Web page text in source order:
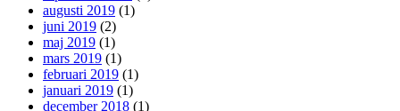
augusti 2019 (1)
juni 2019 (2)
maj 2019 (1)
mars 2019 (1)
februari 2019 (1)
januari 2019 (1)
december 2018 (1)